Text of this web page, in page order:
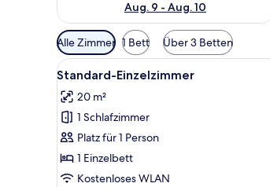
Aug. 9 - Aug. 10
Verfügbare
Filter
für
Zimmer
Alle Zimmer 1 Bett Über 3 Betten
Alle
Fotos
für
Standard-
Einzelzimmer
anzeigen
Standard-
2
Standard-Einzelzimmer
20 m²
1 Schlafzimmer
Platz für 1 Person
1 Einzelbett
Kostenloses WLAN